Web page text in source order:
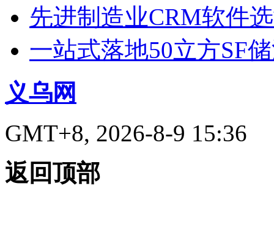
先进制造业CRM软件
一站式落地50立方SF
义乌网
GMT+8, 2026-8-9 15:36
返回顶部